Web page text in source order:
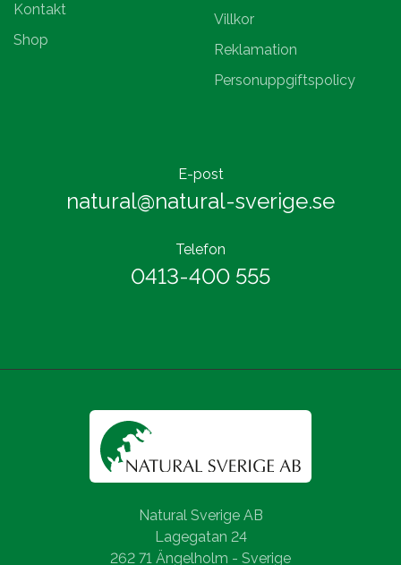
Kontakt
Shop
Villkor
Reklamation
Personuppgiftspolicy
E-post
natural@natural-sverige.se
Telefon
0413-400 555
Natural Sverige AB
Lagegatan 24
262 71 Ängelholm - Sverige